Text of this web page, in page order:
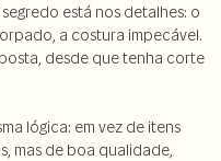
está nos detalhes: o
a costura impecável.
desde que tenha corte
lógica: em vez de itens
mas de boa qualidade,